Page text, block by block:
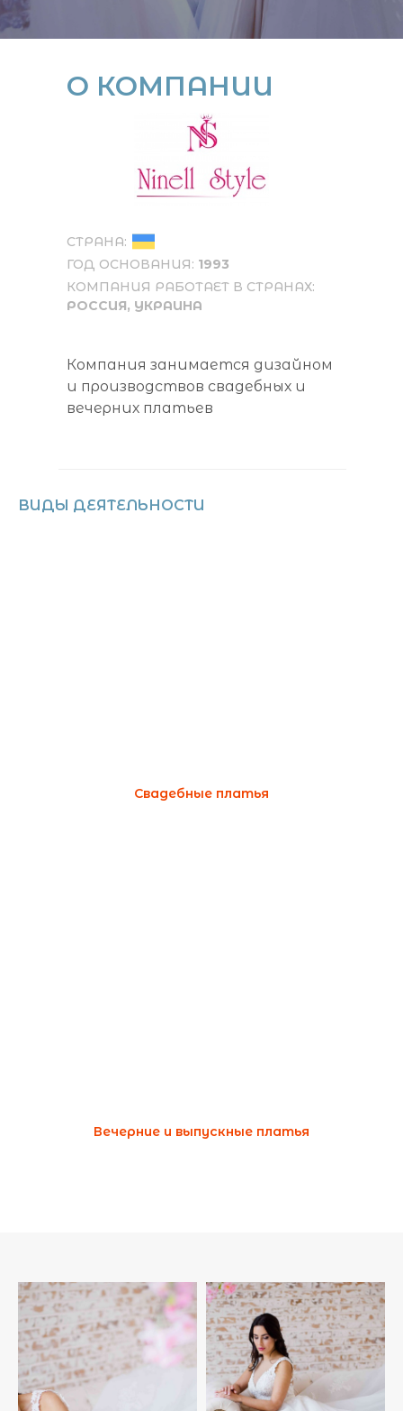
Компания занимается дизайном
и производствов свадебных и
вечерних платьев
О КОМПАНИИ
ГОД ОСНОВАНИЯ: 1993
КОМПАНИЯ РАБОТАЕТ В СТРАНАХ:
РОССИЯ, УКРАИНА
СТРАНА:
ВИДЫ ДЕЯТЕЛЬНОСТИ
Свадебные платья
Вечерние и выпускные платья